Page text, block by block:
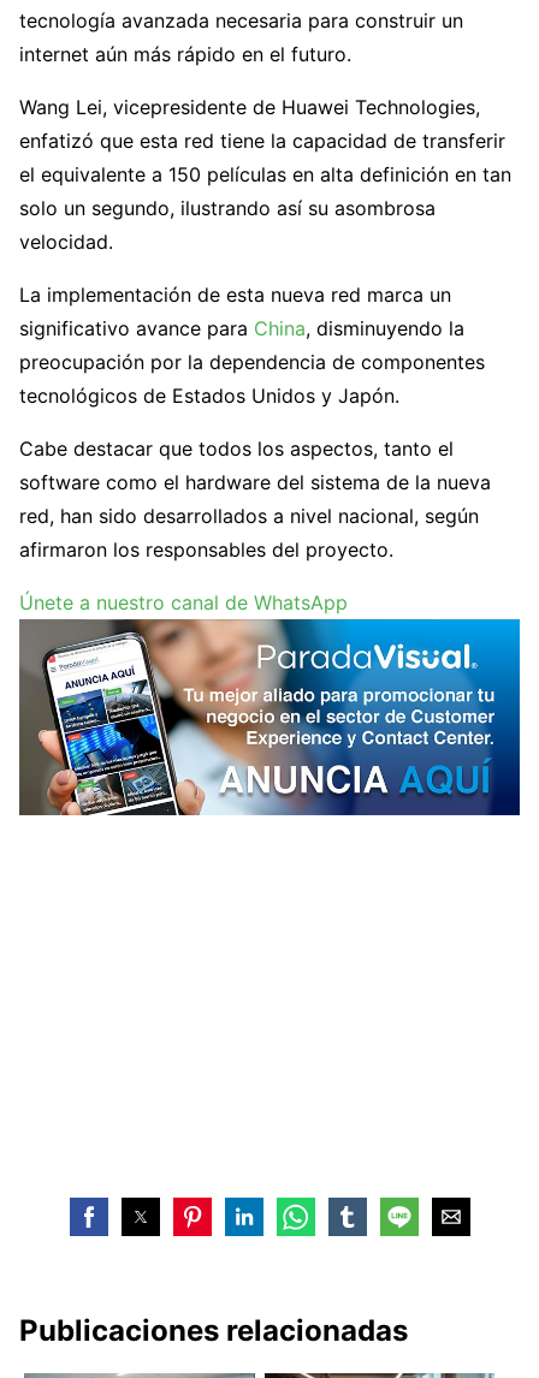
tecnología avanzada necesaria para construir un
internet aún más rápido en el futuro.
Wang Lei, vicepresidente de Huawei Technologies,
enfatizó que esta red tiene la capacidad de transferir
el equivalente a 150 películas en alta definición en tan
solo un segundo, ilustrando así su asombrosa
velocidad.
La implementación de esta nueva red marca un
significativo avance para China, disminuyendo la
preocupación por la dependencia de componentes
tecnológicos de Estados Unidos y Japón.
Cabe destacar que todos los aspectos, tanto el
software como el hardware del sistema de la nueva
red, han sido desarrollados a nivel nacional, según
afirmaron los responsables del proyecto.
Únete a nuestro canal de WhatsApp
Publicaciones relacionadas